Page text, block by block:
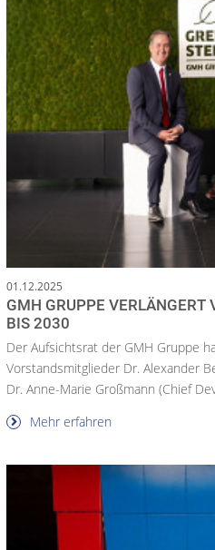
01.12.2025
GMH GRUPPE VERLÄNGERT
BIS 2030
Der Aufsichtsrat der GMH Gruppe
Vorstandsmitglieder Dr. Alexander
Dr. Anne-Marie Großmann (Chief
Mehr erfahren